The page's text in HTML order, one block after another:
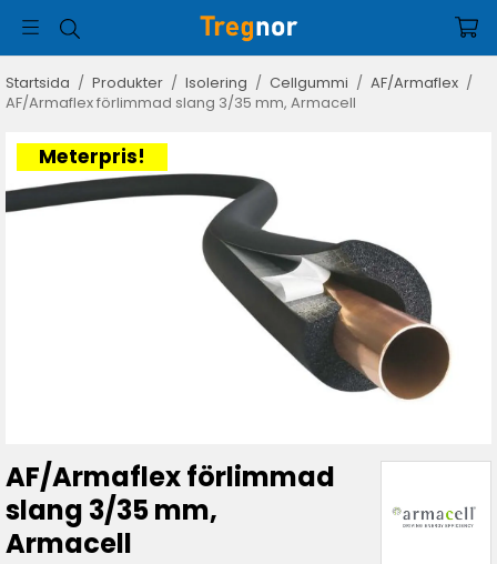
Startsida / Produkter / Isolering / Cellgummi / AF/Armaflex /
AF/Armaflex förlimmad slang 3/35 mm, Armacell
Meterpris!
AF/Armaflex förlimmad
slang 3/35 mm,
Armacell